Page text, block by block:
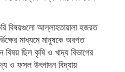
বিষয়গুলো আল্লাহতায়ালা হজরত
মাধ্যমে মানুষকে অবগত
বিষয় ছিল কৃষি ও খাদ্য বিভাগের
ও ফসল উৎপাদন বিদ্যায়